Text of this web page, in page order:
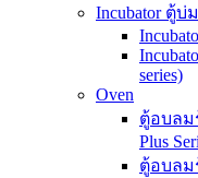
Incubator ตู้บ่
series)
Oven
ตู้อบลม
Plus
ตู้อบลม